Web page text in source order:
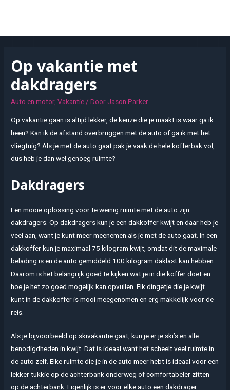
Op vakantie met
dakdragers
Auto en motor,Vakantie / Door Jason Parker
Op vakantie gaan is altijd lekker, de keuze die je maakt is waar ga ik
heen? Kan ik de afstand overbruggen met de auto of ga ik met het
vliegtuig? Als je met de auto gaat pak je vaak de hele kofferbak vol,
dus heb je dan wel genoeg ruimte?
Dakdragers
Een mooie oplossing voor te weinig ruimte met de auto zijn
dakdragers. Op dakdragers kun je een dakkoffer kwijt en daar heb je
veel aan, want je kunt meer meenemen als je met de auto gaat. In een
dakkoffer kun je maximaal 75 kilogram kwijt, omdat dit de maximale
belading is en de auto gemiddeld 100 kilogram daklast kan hebben.
Daarom is het belangrijk goed te kijken wat je in die koffer doet en
hoe je het zo goed mogelijk kan opvullen. Elk dingetje die je kwijt
kunt in de dakkoffer is mooi meegenomen en erg makkelijk voor de
reis.
Als je bijvoorbeeld op skivakantie gaat, kun je er je ski’s en alle
benodigdheden in kwijt. Dat is ideaal want het scheelt veel ruimte in
de auto zelf. Elke ruimte die je in de auto meer hebt is ideaal voor een
lekker tukkie op de achterbank onderweg of comfortabeler zitten
op de achterbank. Eigenlijk is er voor elke auto een dakdrager